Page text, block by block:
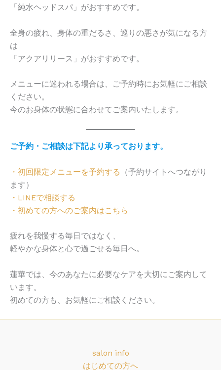
「純水ヘッドスパ」がおすすめです。
全身の疲れ、身体の重だるさ、巡りの悪さが気になる方
は
「アクアリリース」がおすすめです。
メニューに迷われる場合は、ご予約時にお気軽にご相談
ください。
今のお身体の状態に合わせてご案内いたします。
ご予約・ご相談は下記より承っております。
・初回限定メニューを予約する
（予約サイトへつながり
ます）
・LINEで相談する
・初めての方へのご案内はこちら
疲れを我慢する毎日ではなく、
軽やかな身体と心で過ごせる毎日へ。
蓮華では、今のあなたに必要なケアを大切にご案内して
います。
初めての方も、お気軽にご相談ください。
salon info
はじめての方へ